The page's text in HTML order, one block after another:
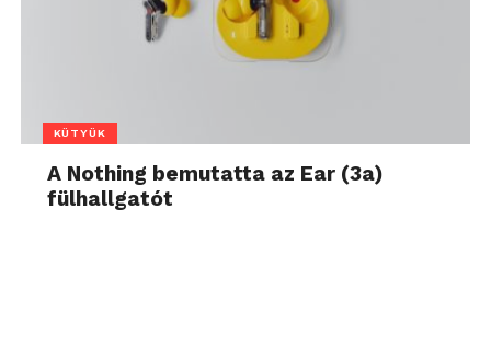
KÜTYÜK
A Nothing bemutatta az Ear (3a)
fülhallgatót